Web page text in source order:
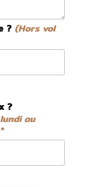
? (Hors vol
?
au